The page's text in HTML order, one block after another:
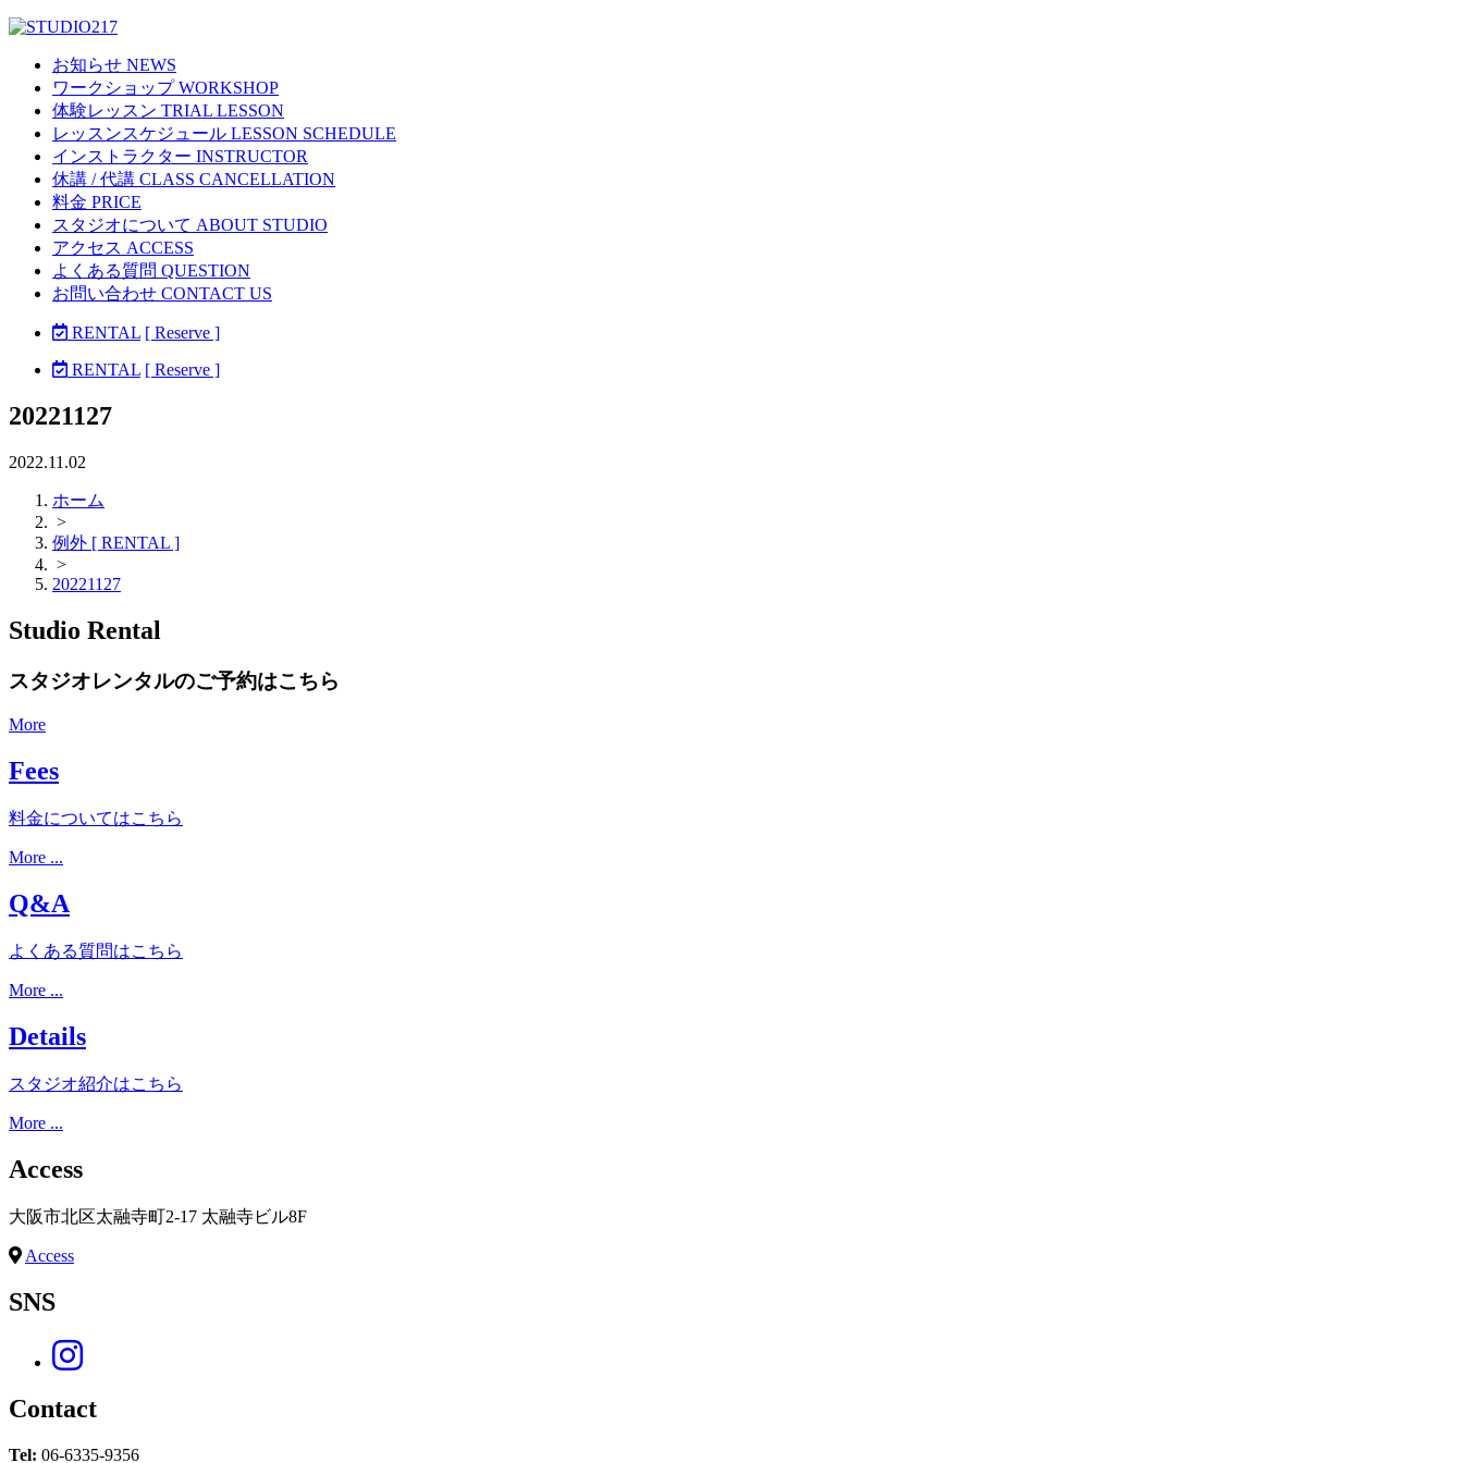
お知らせ NEWS
ワークショップ WORKSHOP
体験レッスン TRIAL LESSON
レッスンスケジュール LESSON SCHEDULE
インストラクター INSTRUCTOR
休講 / 代講 CLASS CANCELLATION
料金 PRICE
スタジオについて ABOUT STUDIO
アクセス ACCESS
よくある質問 QUESTION
お問い合わせ CONTACT US
RENTAL [ Reserve ]
RENTAL [ Reserve ]
20221127
2022.11.02
ホーム
>
例外 [ RENTAL ]
>
20221127
Studio Rental
スタジオレンタルのご予約はこちら
More
Fees
料金についてはこちら
More ...
Q&A
よくある質問はこちら
More ...
Details
スタジオ紹介はこちら
More ...
Access
大阪市北区太融寺町2-17 太融寺ビル8F
Access
SNS
Contact
Tel: 06-6335-9356